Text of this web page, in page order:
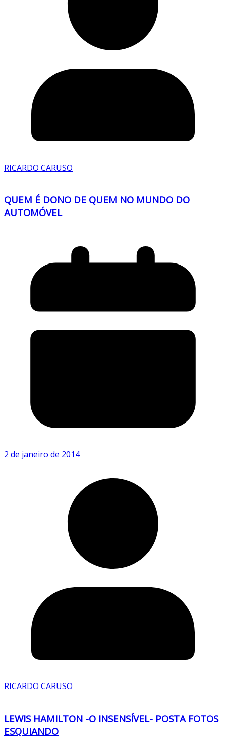
RICARDO CARUSO
QUEM É DONO DE QUEM NO MUNDO DO
AUTOMÓVEL
2 de janeiro de 2014
RICARDO CARUSO
LEWIS HAMILTON -O INSENSÍVEL- POSTA FOTOS
ESQUIANDO